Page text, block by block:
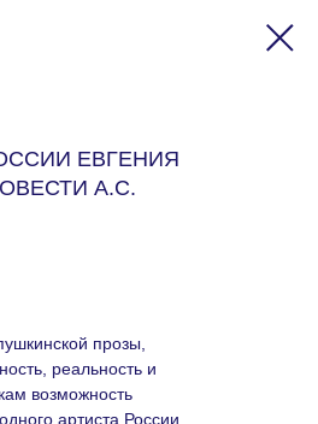
ЕВГЕНИЯ
А.С.
прозы,
реальность и
возможность
артиста России